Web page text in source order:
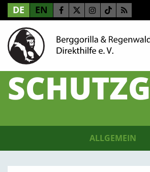
DE EN
ALLGEMEIN